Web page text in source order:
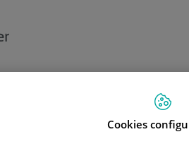
Instalaciones y
tecnología
Cookies